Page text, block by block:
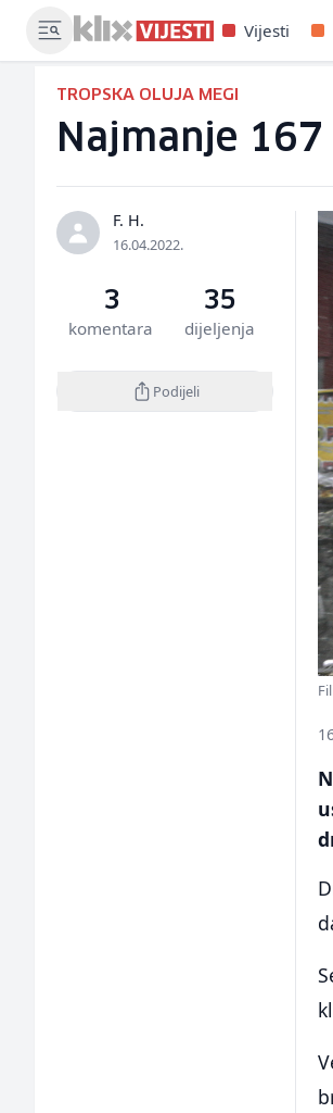
Vijesti
TROPSKA OLUJA MEGI
Najmanje
F. H.
16.04.2022.
3
komentara
35
dijeljenja
Podijeli